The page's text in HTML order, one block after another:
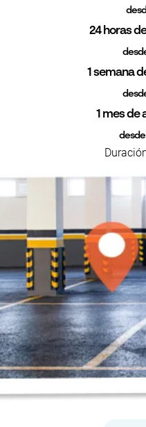
24 horas
1 semana
1 mes de
desde